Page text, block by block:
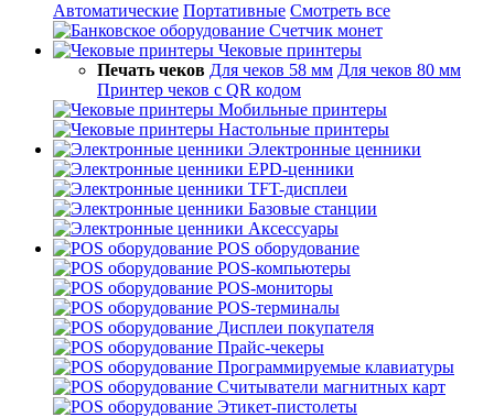
Автоматические Портативные Смотреть все
Счетчик монет
Чековые принтеры
Печать чеков Для чеков 58 мм Для чеков 80 мм
Принтер чеков с QR кодом
Мобильные принтеры
Настольные принтеры
Электронные ценники
EPD-ценники
TFT-дисплеи
Базовые станции
Аксессуары
POS оборудование
POS-компьютеры
POS-мониторы
POS-терминалы
Дисплеи покупателя
Прайс-чекеры
Программируемые клавиатуры
Считыватели магнитных карт
Этикет-пистолеты